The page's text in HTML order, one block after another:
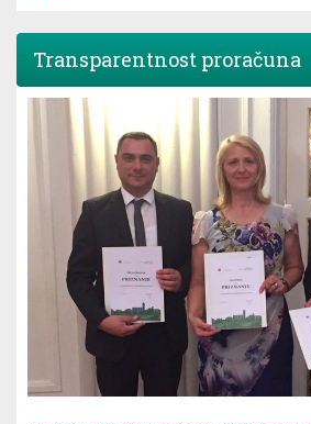
Transparentnost proračuna